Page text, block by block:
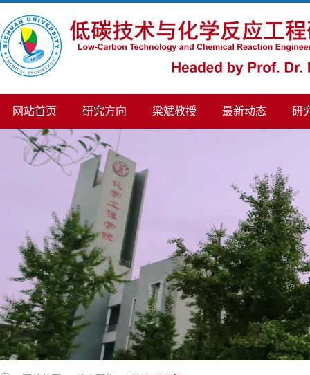
网站首页 研究方向 梁斌教授 最新动态 研